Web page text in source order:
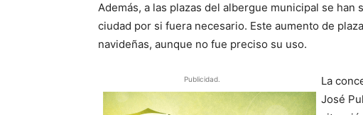
Además, a las plazas del albergue municipal se
ciudad por si fuera necesario. Este aumento de
navideñas, aunque no fue preciso su uso.
Publicidad.
La
José